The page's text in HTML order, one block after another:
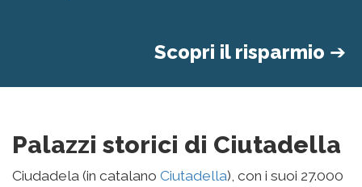
Scopri il risparmio ➔
Palazzi storici di Ciutadella
Ciudadela (in catalano Ciutadella), con i suoi 27.000